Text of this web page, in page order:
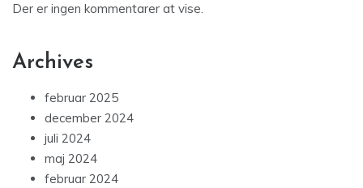
Der er ingen kommentarer at vise.
Archives
februar 2025
december 2024
juli 2024
maj 2024
februar 2024